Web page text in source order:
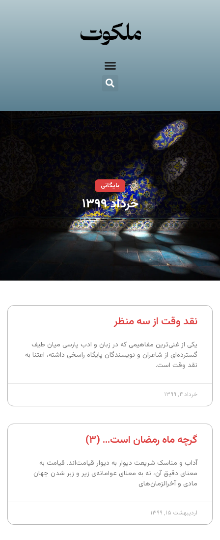
بایگانی
خرداد ۱۳۹۹
نقد وقت از سه منظر
یکی از غنی‌ترین مفاهیمی که در زبان و ادب پارسی میان طیف
گسترده‌ای از شاعران و نویسندگان پایگاه راسخی داشته، اعتنا به
نقد وقت است.
خرداد ۴, ۱۳۹۹
گرچه ماه رمضان است… (۳)
آداب و مناسک شریعت دیوار به دیوار قیامت‌اند. قیامت به
معنای دقیق‌ آن،‌ نه به معنای عوامانه‌ی زیر و زبر شدن جهان
مادی و آخرالزمان‌های
اردیبهشت ۱۵, ۱۳۹۹